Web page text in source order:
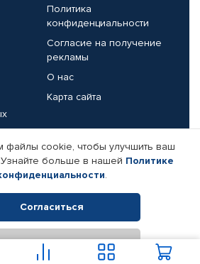
Политика
конфиденциальности
Согласие на получение
рекламы
О нас
Карта сайта
Реквизиты компании
2026. Все права защищены.
товаров Автопрофи.
файлы cookie, чтобы улучшить ваш
Узнайте больше в нашей Политике
.
Согласиться
Отклонить
В корзину